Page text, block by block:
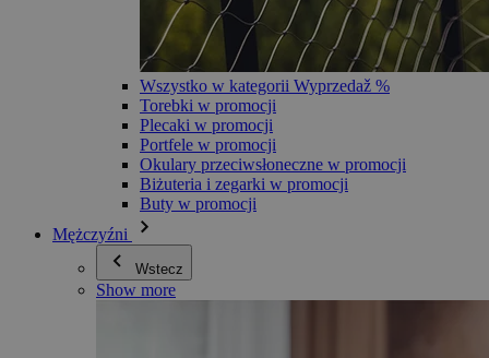
Wszystko w kategorii Wyprzedaž %
Torebki w promocji
Plecaki w promocji
Portfele w promocji
Okulary przeciwsłoneczne w promocji
Biżuteria i zegarki w promocji
Buty w promocji
Mężczyźni
Wstecz
Show more